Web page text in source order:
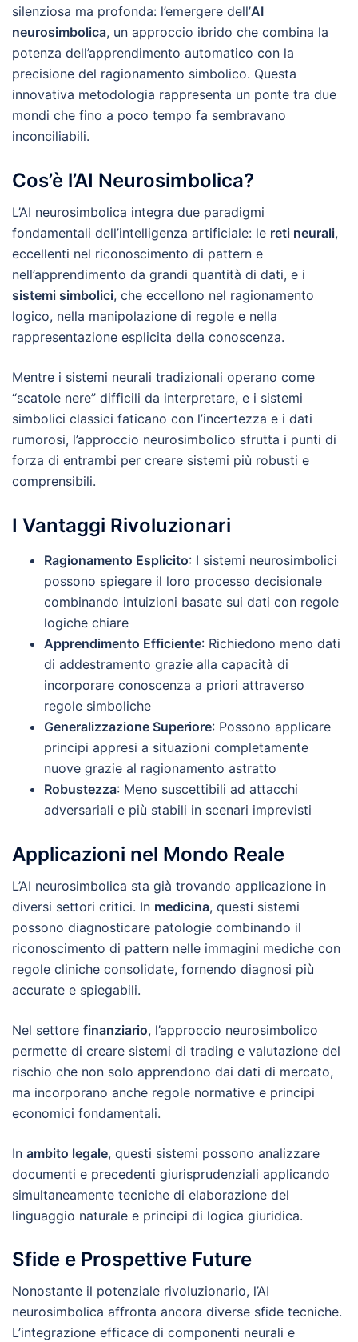
silenziosa ma profonda: l’emergere dell’AI
neurosimbolica, un approccio ibrido che combina la
potenza dell’apprendimento automatico con la
precisione del ragionamento simbolico. Questa
innovativa metodologia rappresenta un ponte tra due
mondi che fino a poco tempo fa sembravano
inconciliabili.
Cos’è l’AI Neurosimbolica?
L’AI neurosimbolica integra due paradigmi
fondamentali dell’intelligenza artificiale: le reti neurali,
eccellenti nel riconoscimento di pattern e
nell’apprendimento da grandi quantità di dati, e i
sistemi simbolici, che eccellono nel ragionamento
logico, nella manipolazione di regole e nella
rappresentazione esplicita della conoscenza.
Mentre i sistemi neurali tradizionali operano come
“scatole nere” difficili da interpretare, e i sistemi
simbolici classici faticano con l’incertezza e i dati
rumorosi, l’approccio neurosimbolico sfrutta i punti di
forza di entrambi per creare sistemi più robusti e
comprensibili.
I Vantaggi Rivoluzionari
Ragionamento Esplicito: I sistemi neurosimbolici
possono spiegare il loro processo decisionale
combinando intuizioni basate sui dati con regole
logiche chiare
Apprendimento Efficiente: Richiedono meno dati
di addestramento grazie alla capacità di
incorporare conoscenza a priori attraverso
regole simboliche
Generalizzazione Superiore: Possono applicare
principi appresi a situazioni completamente
nuove grazie al ragionamento astratto
Robustezza: Meno suscettibili ad attacchi
adversariali e più stabili in scenari imprevisti
Applicazioni nel Mondo Reale
L’AI neurosimbolica sta già trovando applicazione in
diversi settori critici. In medicina, questi sistemi
possono diagnosticare patologie combinando il
riconoscimento di pattern nelle immagini mediche con
regole cliniche consolidate, fornendo diagnosi più
accurate e spiegabili.
Nel settore finanziario, l’approccio neurosimbolico
permette di creare sistemi di trading e valutazione del
rischio che non solo apprendono dai dati di mercato,
ma incorporano anche regole normative e principi
economici fondamentali.
In ambito legale, questi sistemi possono analizzare
documenti e precedenti giurisprudenziali applicando
simultaneamente tecniche di elaborazione del
linguaggio naturale e principi di logica giuridica.
Sfide e Prospettive Future
Nonostante il potenziale rivoluzionario, l’AI
neurosimbolica affronta ancora diverse sfide tecniche.
L’integrazione efficace di componenti neurali e